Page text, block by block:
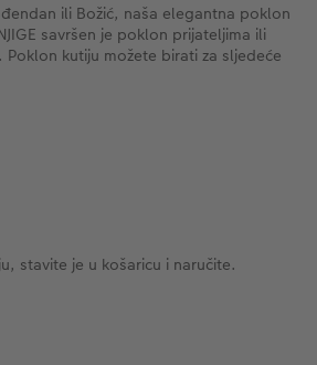
ili Božić, naša elegantna poklon
savršen je poklon prijateljima ili
kutiju možete birati za sljedeće
stavite je u košaricu i naručite.